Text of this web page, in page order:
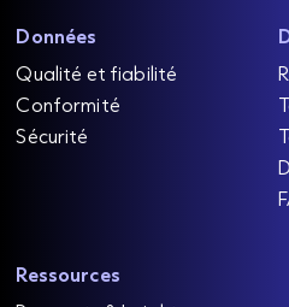
Données
Qualité et fiabilité
Conformité
Sécurité
Ressources